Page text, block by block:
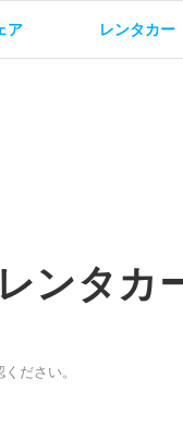
ア レンタカー
ンタカ
ださい。